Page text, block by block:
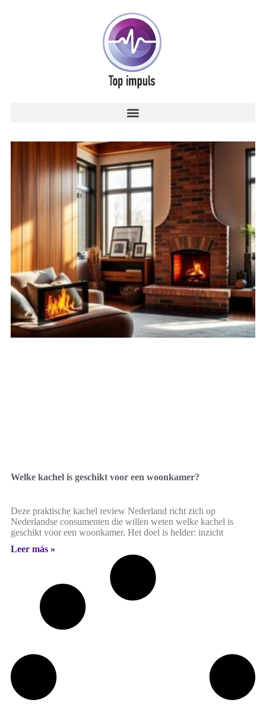
Welke kachel is geschikt voor een woonkamer?
Deze praktische kachel review Nederland richt zich op
Nederlandse consumenten die willen weten welke kachel is
geschikt voor een woonkamer. Het doel is helder: inzicht
Leer más »